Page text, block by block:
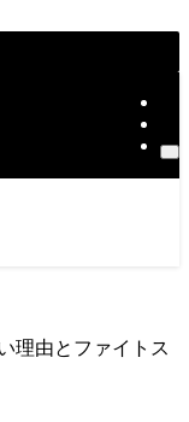
理由とファイトス